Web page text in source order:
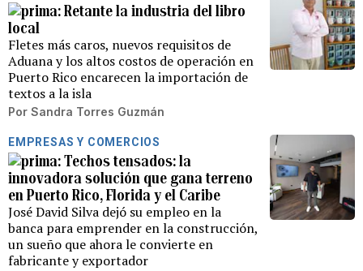
Retante la industria del libro
local
Fletes más caros, nuevos requisitos de
Aduana y los altos costos de operación en
Puerto Rico encarecen la importación de
textos a la isla
Por Sandra Torres Guzmán
EMPRESAS Y COMERCIOS
Techos tensados: la
innovadora solución que gana terreno
en Puerto Rico, Florida y el Caribe
José David Silva dejó su empleo en la
banca para emprender en la construcción,
un sueño que ahora le convierte en
fabricante y exportador